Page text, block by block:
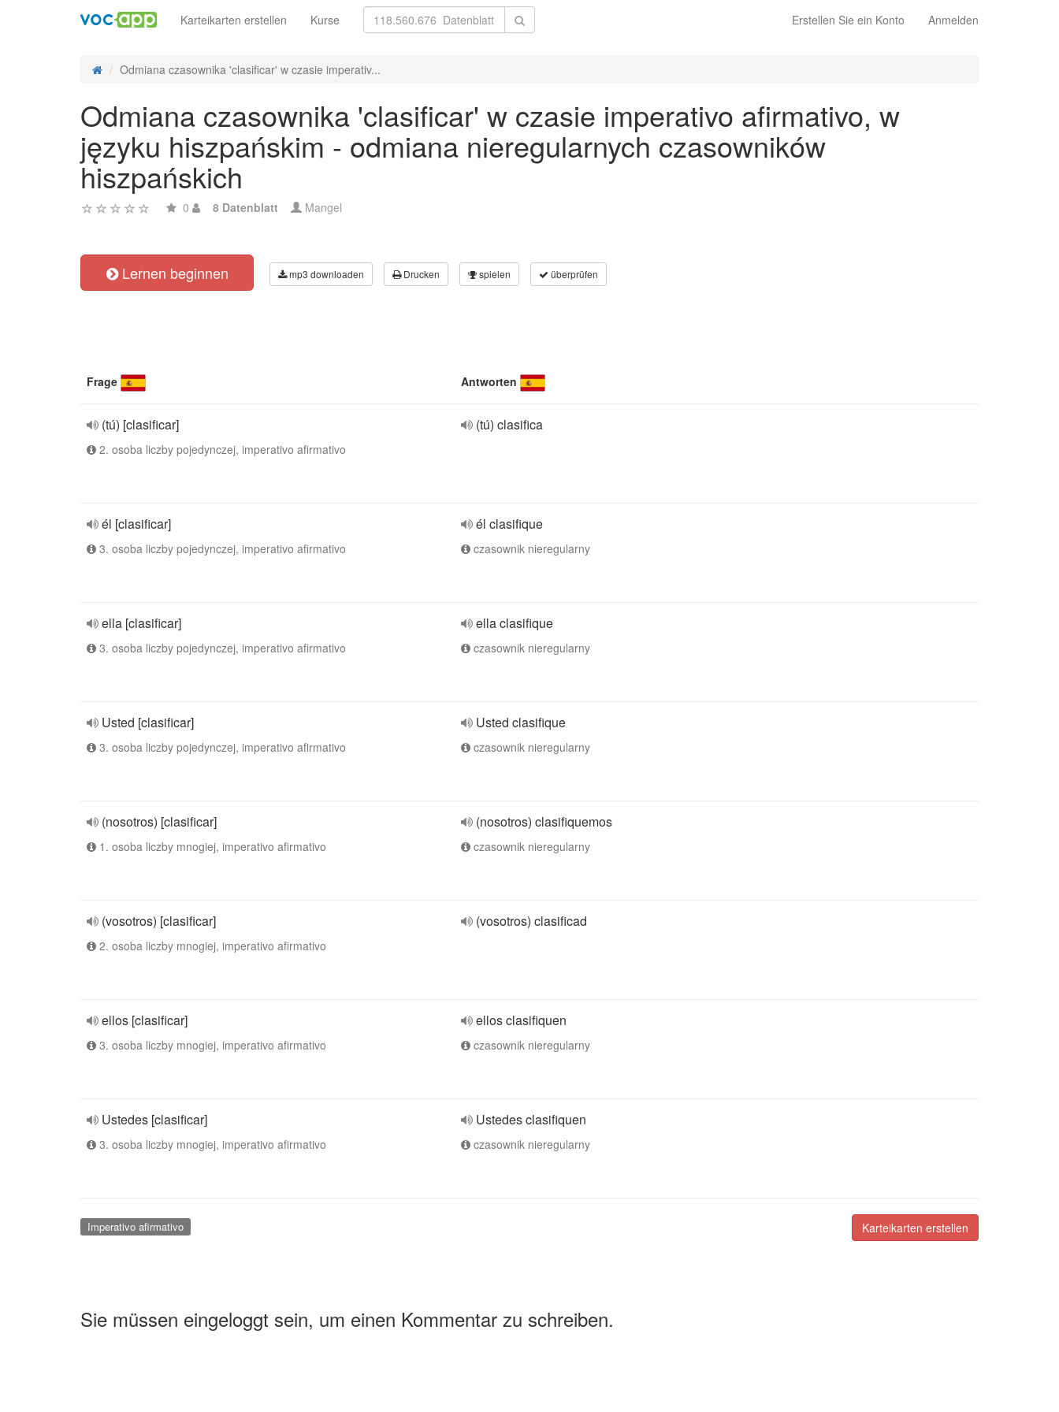
Erstellen Sie ein Konto Anmelden
Karteikarten erstellen Kurse
Odmiana czasownika 'clasificar' w czasie imperativ...
Odmiana czasownika 'clasificar' w czasie imperativo afirmativo, w
języku hiszpańskim - odmiana nieregularnych czasowników
hiszpańskich
0 8 Datenblatt Mangel
Lernen beginnen mp3 downloaden Drucken spielen überprüfen
Frage Antworten
(tú) [clasificar]
2. osoba liczby pojedynczej, imperativo afirmativo
(tú) clasifica
él [clasificar]
3. osoba liczby pojedynczej, imperativo afirmativo
él clasifique
czasownik nieregularny
ella [clasificar]
3. osoba liczby pojedynczej, imperativo afirmativo
ella clasifique
czasownik nieregularny
Usted [clasificar]
3. osoba liczby pojedynczej, imperativo afirmativo
Usted clasifique
czasownik nieregularny
(nosotros) [clasificar]
1. osoba liczby mnogiej, imperativo afirmativo
(nosotros) clasifiquemos
czasownik nieregularny
(vosotros) [clasificar]
2. osoba liczby mnogiej, imperativo afirmativo
(vosotros) clasificad
ellos [clasificar]
3. osoba liczby mnogiej, imperativo afirmativo
ellos clasifiquen
czasownik nieregularny
Ustedes [clasificar]
3. osoba liczby mnogiej, imperativo afirmativo
Ustedes clasifiquen
czasownik nieregularny
Karteikarten erstellen
Imperativo afirmativo
Sie müssen eingeloggt sein, um einen Kommentar zu schreiben.